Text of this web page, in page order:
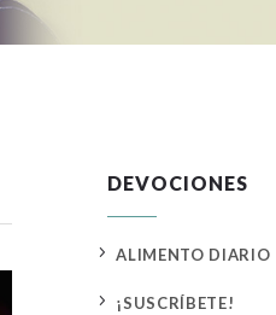
DEVOCIONES
5 ALIMENTO DIARIO
5 ¡SUSCRÍBETE!